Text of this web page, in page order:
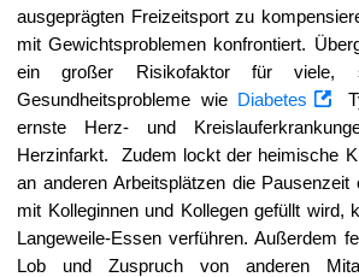
ausgeprägten Freizeitsport zu
mit Gewichtsproblemen konfrontiert.
ein großer Risikofaktor für viele,
Gesundheitsprobleme wie Diabetes
ernste Herz- und
Herzinfarkt. Zudem lockt der heimische
an anderen Arbeitsplätzen die
mit Kolleginnen und Kollegen gefüllt wird,
Langeweile-Essen verführen. Außerdem
Lob und Zuspruch von anderen